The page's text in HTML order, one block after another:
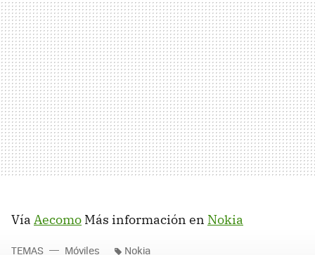
Vía Aecomo Más información en Nokia
TEMAS Móviles Nokia